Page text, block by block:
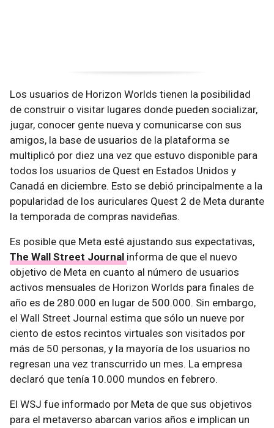
Los usuarios de Horizon Worlds tienen la posibilidad
de construir o visitar lugares donde pueden socializar,
jugar, conocer gente nueva y comunicarse con sus
amigos, la base de usuarios de la plataforma se
multiplicó por diez una vez que estuvo disponible para
todos los usuarios de Quest en Estados Unidos y
Canadá en diciembre. Esto se debió principalmente a la
popularidad de los auriculares Quest 2 de Meta durante
la temporada de compras navideñas.
Es posible que Meta esté ajustando sus expectativas,
The Wall Street Journal informa de que el nuevo
objetivo de Meta en cuanto al número de usuarios
activos mensuales de Horizon Worlds para finales de
año es de 280.000 en lugar de 500.000. Sin embargo,
el Wall Street Journal estima que sólo un nueve por
ciento de estos recintos virtuales son visitados por
más de 50 personas, y la mayoría de los usuarios no
regresan una vez transcurrido un mes. La empresa
declaró que tenía 10.000 mundos en febrero.
El WSJ fue informado por Meta de que sus objetivos
para el metaverso abarcan varios años e implican un